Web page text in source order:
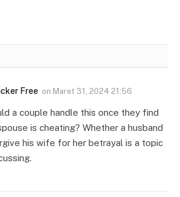
Free on Maret 31, 2024 21:56
a couple handle this once they find
is cheating? Whether a husband
his wife for her betrayal is a topic